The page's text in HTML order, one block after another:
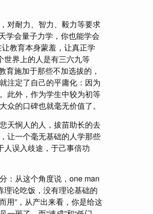
对耐力、智力、毅力等要求
学会量子力学，你也能学会
教育本身蒙羞，让真正学
世界上的人是有三六九等
施加于那些不加选拔的，
注定了自己的平庸化：因为
此外，作为学生中较为初等
的口碑也就毫无价值了。
天悯人的人，拔苗助长的去
让一个毫无基础的人学那些
人误入歧途，于己事倍功
：从这个角度说，one man
理论吃饭，没有理论基础的
用”，从产出来看，你是给这